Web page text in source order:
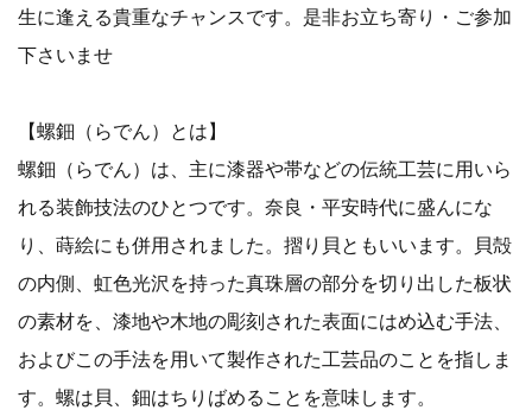
生に逢える貴重なチャンスです。是非お立ち寄り・ご参加
下さいませ
【螺鈿（らでん）とは】
螺鈿（らでん）は、主に漆器や帯などの伝統工芸に用いら
れる装飾技法のひとつです。奈良・平安時代に盛んにな
り、蒔絵にも併用されました。摺り貝ともいいます。貝殻
の内側、虹色光沢を持った真珠層の部分を切り出した板状
の素材を、漆地や木地の彫刻された表面にはめ込む手法、
およびこの手法を用いて製作された工芸品のことを指しま
す。螺は貝、鈿はちりばめることを意味します。